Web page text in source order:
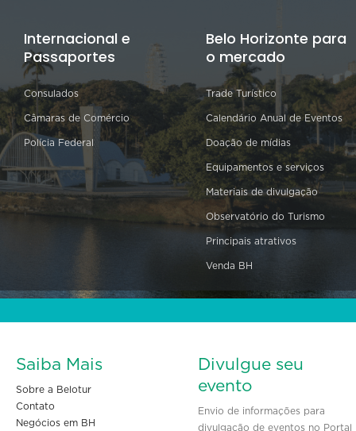
Internacional e
Passaportes
Consulados
Câmaras de Comércio
Polícia Federal
Belo Horizonte para
o mercado
Trade Turístico
Calendário Anual de Eventos
Doação de mídias
Equipamentos e serviços
Materiais de divulgação
Observatório do Turismo
Principais atrativos
Venda BH
Saiba Mais
Sobre a Belotur
Contato
Negócios em BH
Divulgue seu
evento
Envio de informações para
divulgação de eventos no Portal